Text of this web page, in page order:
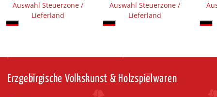
Auswahl Steuerzone /
Lieferland
Auswahl Steuerzone /
Lieferland
Erzgebirgische Volkskunst & Holzspielwaren